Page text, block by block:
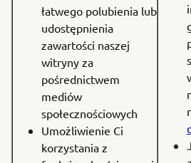
łatwego polubienia lub
udostępnienia
zawartości naszej
witryny za
pośrednictwem
mediów
społecznościowych
Umożliwienie Ci
korzystania z